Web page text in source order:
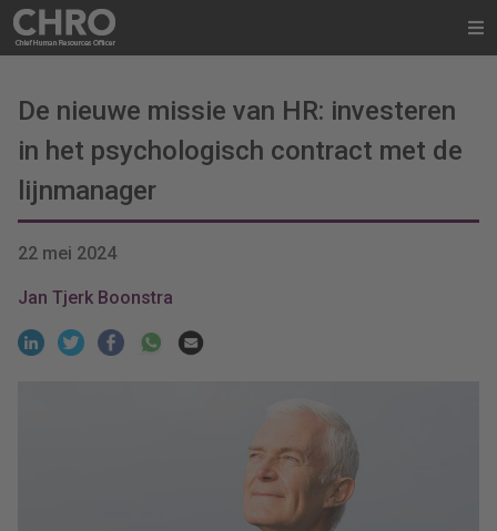
De nieuwe missie van HR: investeren
in het psychologisch contract met de
lijnmanager
22 mei 2024
Jan Tjerk Boonstra